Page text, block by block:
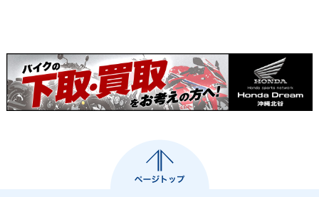
2009年 CB1300 SU
PER BOL D'OR AB
S・マイナーチェン
ジ
2009年 CB1300 SU
PER BOL D'OR・マ
イナーチェンジ
2008年 CB1300 SU
PER BOL D'OR AB
S・カラーチェンジ